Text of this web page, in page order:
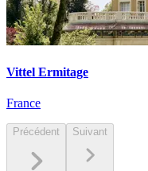
Vittel Ermitage
France
Précédent Suivant